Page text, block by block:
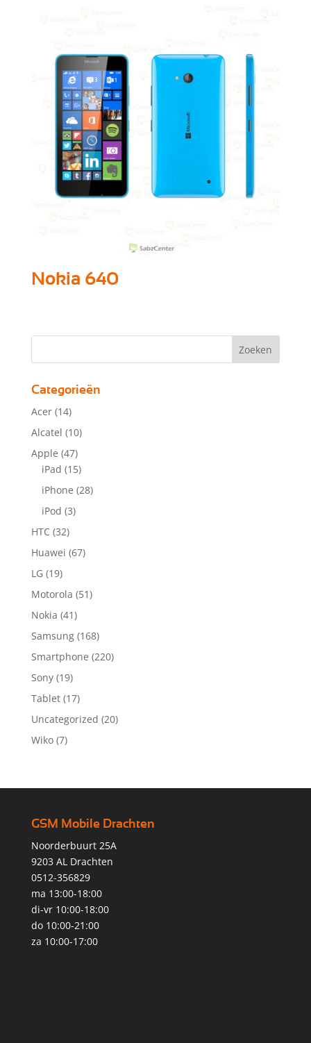
Nokia 640
Categorieën
Acer (14)
Alcatel (10)
Apple (47)
iPad (15)
iPhone (28)
iPod (3)
HTC (32)
Huawei (67)
LG (19)
Motorola (51)
Nokia (41)
Samsung (168)
Smartphone (220)
Sony (19)
Tablet (17)
Uncategorized (20)
Wiko (7)
GSM Mobile Drachten
Noorderbuurt 25A
9203 AL Drachten
0512-356829
ma 13:00-18:00
di-vr 10:00-18:00
do 10:00-21:00
za 10:00-17:00